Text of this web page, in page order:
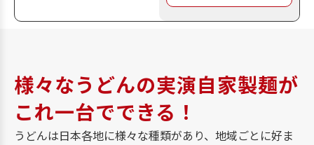
様々なうどんの実演自家製麺が
これ一台でできる！
うどんは日本各地に様々な種類があり、地域ごとに好ま